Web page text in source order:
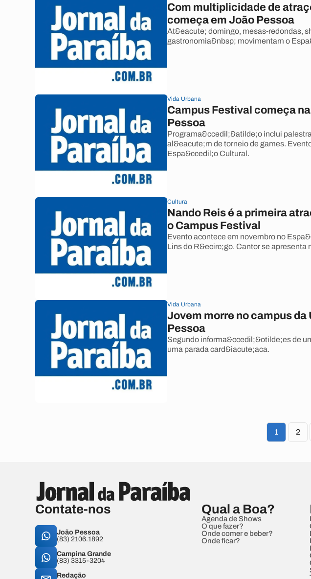
Com multiplicidade de
começa em João Pessoa
At&eacute; domingo, mesas-redondas,
gastronomia&nbsp; movimentam o
Vida Urbana
Campus Festival começa
Pessoa
Programa&ccedil;&atilde;o inclui
al&eacute;m de torneio de games.
Espa&ccedil;o Cultural.
Cultura
Nando Reis é a primeira
o Campus Festival
Evento acontece em novembro no
Lins do R&ecirc;go. Cantor se apresenta
Vida Urbana
Jovem morre no campus da
Pessoa
Segundo informa&ccedil;&otilde;es de
uma parada card&iacute;aca.
1 2
Contate-nos
João Pessoa
(83) 2106.1892
Campina Grande
(83) 3315-3204
Redação
Qual a Boa?
Agenda de Shows
O que fazer?
Onde comer e beber?
Onde ficar?